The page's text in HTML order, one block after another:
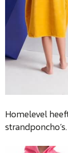
Homelevel